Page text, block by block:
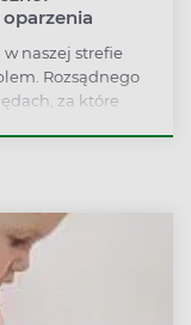
w naszej strefie
Rozsądnego
za które